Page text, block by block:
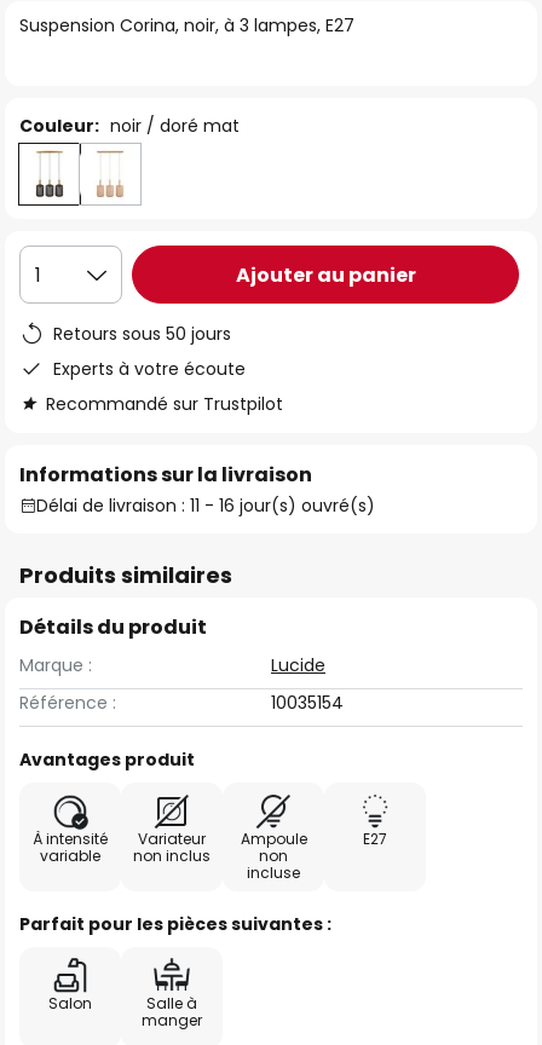
ofSuspension Corina, noir, à 3 lampes, E27
Couleur: noir / doré mat
1 Ajouter au panier
Retours sous 50 jours
Experts à votre écoute
Recommandé sur Trustpilot
Informations sur la livraison
Délai de livraison : 11 - 16 jour(s) ouvré(s)
Produits similaires
Détails du produit
Marque :
Lucide
Référence :
10035154
Avantages produit
À intensité
variable
Variateur
non inclus
Ampoule
non
incluse
E27
Parfait pour les pièces suivantes :
Salon
Salle à
manger